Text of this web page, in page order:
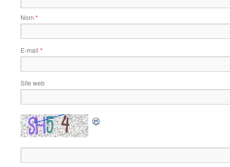
Nom *
E-mail *
Site web